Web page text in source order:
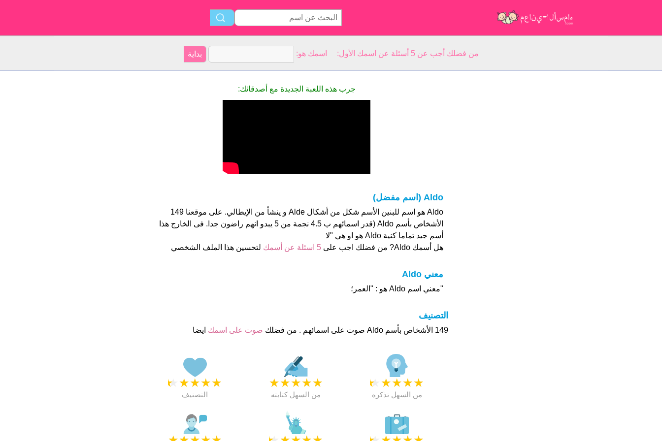
من فضلك أجب عن 5 أسئلة عن اسمك الأول: اسمك هو:
جرب هذه اللعبة الجديدة مع أصدقائك:
Aldo (اسم مفضل)
Aldo هو اسم للبنين الأسم شكل من أشكال Alde و ينشأ من الإيطالي. على موقعنا 149
الأشخاص بأسم Aldo (قدر اسمائهم ب 4.5 نجمة من 5 يبدو انهم راضون جدا. فى الخارج هذا
أسم جيد تماما كنية Aldo هو او هي "لا
هل أسمك Aldo? من فضلك اجب على
5 اسئلة عن أسمك لتحسين هذا الملف الشخصي
معني Aldo
"معني اسم Aldo هو : "العمر؛
التصنيف
149 الأشخاص بأسم Aldo صوت على اسمائهم . من فضلك صوت على اسمك ايضا
★
★
★
★
★
التصنيف
★
★
★
★
★
من السهل كتابته
★
★
★
★
★
من السهل تذكره